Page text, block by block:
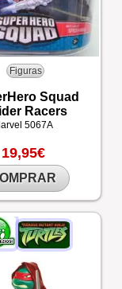
Figuras
Squad
Racers
5067A
19,95€